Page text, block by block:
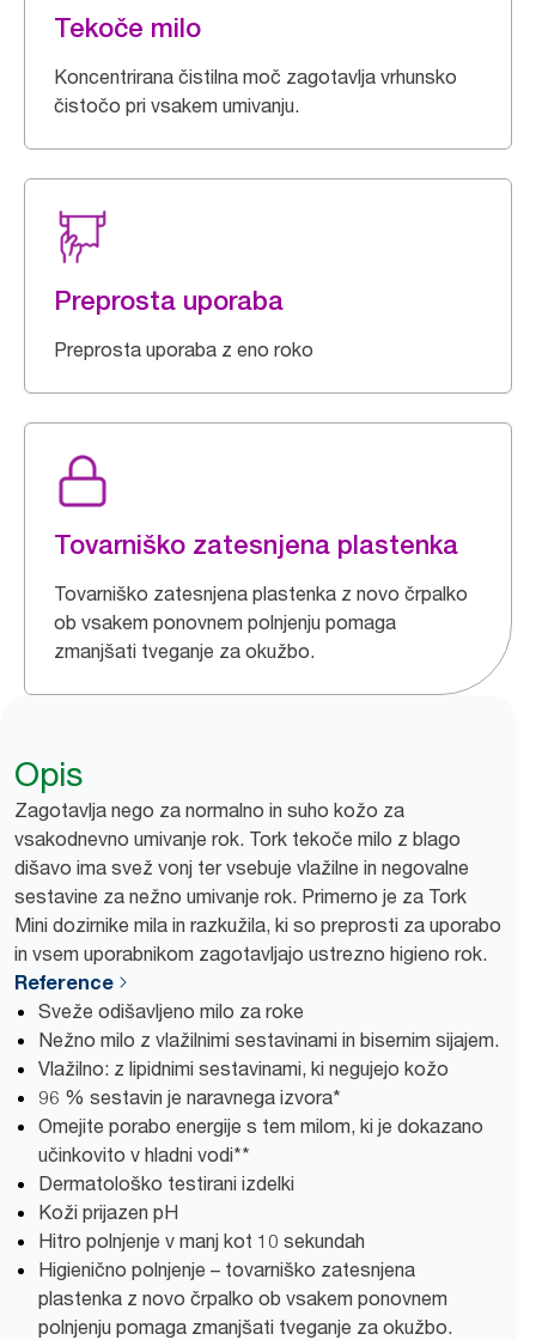
Tekoče milo
Koncentrirana čistilna moč zagotavlja vrhunsko
čistočo pri vsakem umivanju.
Preprosta uporaba
Preprosta uporaba z eno roko
Tovarniško zatesnjena plastenka
Tovarniško zatesnjena plastenka z novo črpalko
ob vsakem ponovnem polnjenju pomaga
zmanjšati tveganje za okužbo.
Opis
Zagotavlja nego za normalno in suho kožo za
vsakodnevno umivanje rok. Tork tekoče milo z blago
dišavo ima svež vonj ter vsebuje vlažilne in negovalne
sestavine za nežno umivanje rok. Primerno je za Tork
Mini dozirnike mila in razkužila, ki so preprosti za uporabo
in vsem uporabnikom zagotavljajo ustrezno higieno rok.
Reference
Sveže odišavljeno milo za roke
Nežno milo z vlažilnimi sestavinami in bisernim sijajem.
Vlažilno: z lipidnimi sestavinami, ki negujejo kožo
96 % sestavin je naravnega izvora*
Omejite porabo energije s tem milom, ki je dokazano
učinkovito v hladni vodi**
Dermatološko testirani izdelki
Koži prijazen pH
Hitro polnjenje v manj kot 10 sekundah
Higienično polnjenje – tovarniško zatesnjena
plastenka z novo črpalko ob vsakem ponovnem
polnjenju pomaga zmanjšati tveganje za okužbo.